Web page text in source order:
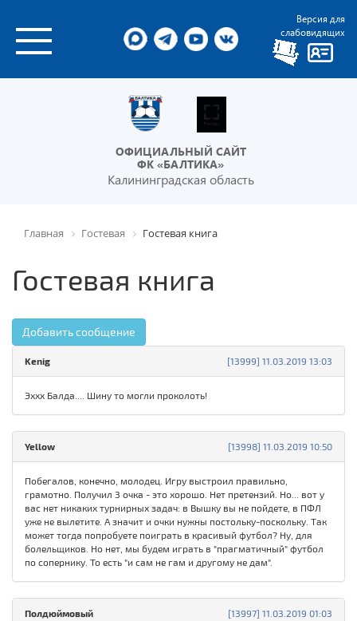
Версия для
слабовидящих
ОФИЦИАЛЬНЫЙ САЙТ
ФК «БАЛТИКА»
Калининградская область
Главная Гостевая Гостевая книга
Гостевая книга
Добавить сообщение
[13999] 11.03.2019 13:03
Kenig
Эххх Балда.... Шину то могли проколоть!
[13998] 11.03.2019 10:50
Yellow
Побегалов, конечно, молодец. Игру выстроил правильно,
грамотно. Получил 3 очка - это хорошо. Нет претензий. Но... вот у
вас нет никаких турнирных задач: в Вышку вы не пойдете, в ПФЛ
уже не вылетите. А значит и очки нужны постольку-поскольку. Так
может тогда попробуете поиграть в красивый футбол? Ну, для
болельщиков. Но нет, мы будем играть в "прагматичный" футбол
по сопернику. То есть "и сам не гам и другому не дам".
[13997] 11.03.2019 01:03
Полдюймовый